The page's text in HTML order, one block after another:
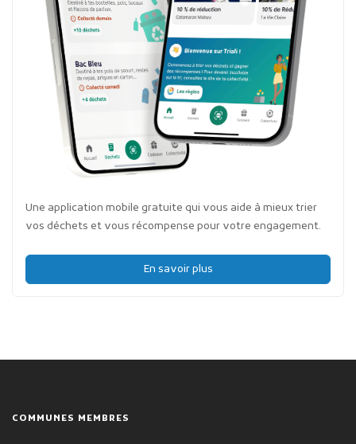
Une application mobile gratuite qui vous aide à mieux trier
vos déchets et vous récompense pour votre engagement.
En savoir plus
COMMUNES MEMBRES